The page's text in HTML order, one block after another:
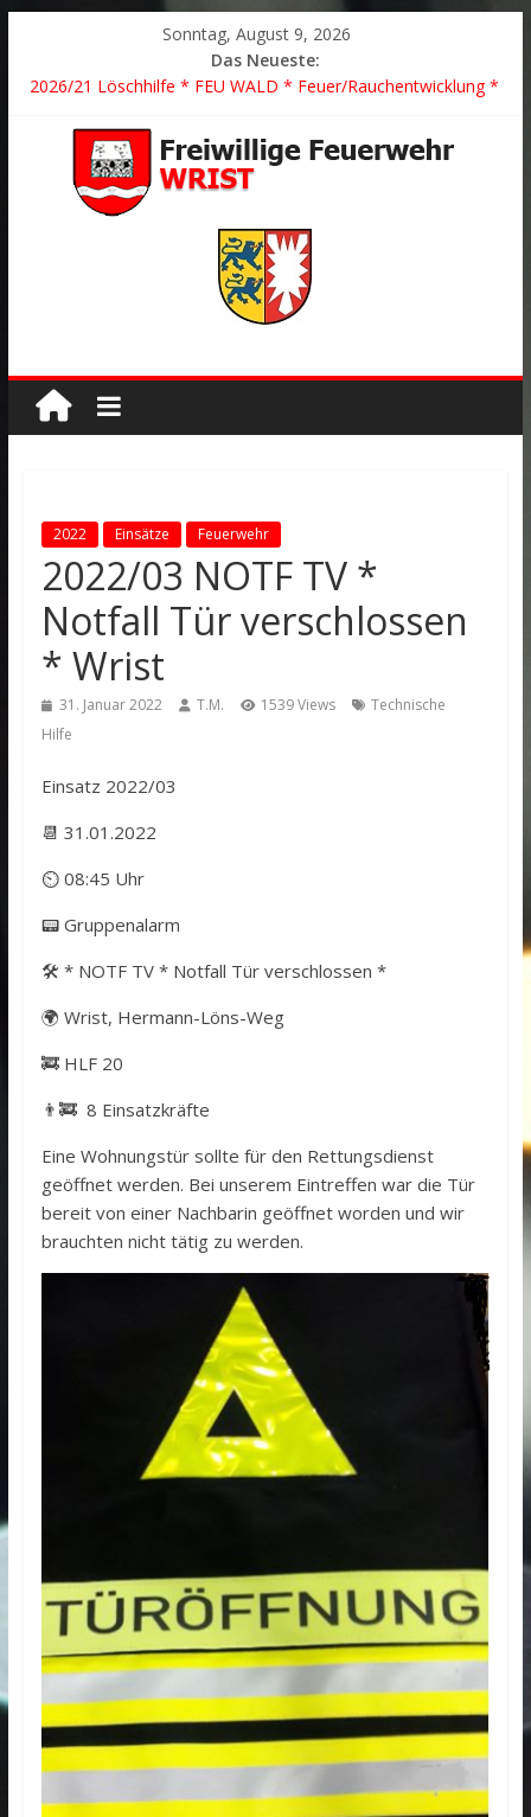
Sonntag, August 9, 2026
Das Neueste:
2026/21 Löschhilfe * FEU WALD * Feuer/Rauchentwicklung *
2026/24 * TH G Y * PKW überschlagen *
2026/23 TH K Y * Person in festsitzendem Aufzug *
2026/22 TH Y * VU * 1 Person klemmt * Hingstheide
Der schönste Einsatz des Jahres 2026
2022 Einsätze Feuerwehr
2022/03 NOTF TV *
Notfall Tür verschlossen
* Wrist
31. Januar 2022 T.M. 1539 Views
Technische
Hilfe
Einsatz 2022/03
📆 31.01.2022
⏲ 08:45 Uhr
📟 Gruppenalarm
🛠️ * NOTF TV * Notfall Tür verschlossen *
🌍 Wrist, Hermann-Löns-Weg
🚒 HLF 20
👨‍🚒 8 Einsatzkräfte
Eine Wohnungstür sollte für den Rettungsdienst
geöffnet werden. Bei unserem Eintreffen war die Tür
bereit von einer Nachbarin geöffnet worden und wir
brauchten nicht tätig zu werden.